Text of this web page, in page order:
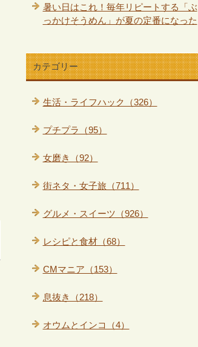
暑い日はこれ！毎年リピートする「ぶ
っかけそうめん」が夏の定番になった
カテゴリー
生活・ライフハック（326）
プチプラ（95）
女磨き（92）
街ネタ・女子旅（711）
グルメ・スイーツ（926）
レシピと食材（68）
CMマニア（153）
息抜き（218）
オウムとインコ（4）